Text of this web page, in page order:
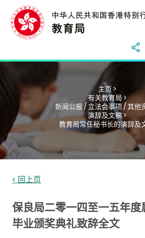
主页 >
有关教育局 >
新闻公报 / 立法会事项 / 其他
演辞及文稿 >
教育局常任秘书长的演辞及
< 回上页
保良局二零一四至一五年
毕业颁奖典礼致辞全文